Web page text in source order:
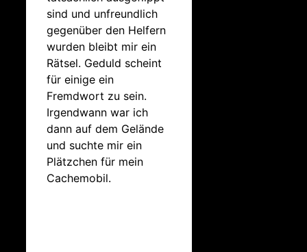
sind und unfreundlich
gegenüber den Helfern
wurden bleibt mir ein
Rätsel. Geduld scheint
für einige ein
Fremdwort zu sein.
Irgendwann war ich
dann auf dem Gelände
und suchte mir ein
Plätzchen für mein
Cachemobil.